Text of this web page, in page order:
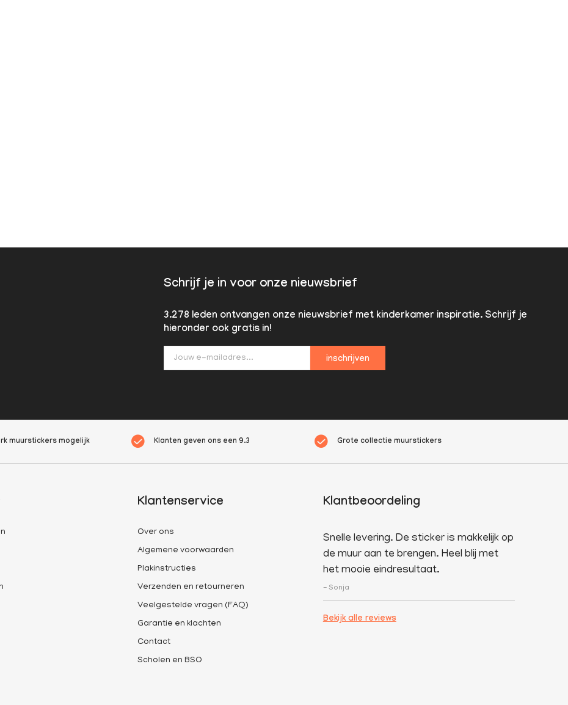
Schrijf je in voor onze nieuwsbrief
3.278 leden ontvangen onze nieuwsbrief met kinderkamer inspiratie. Schrijf je
hieronder ook gratis in!
inschrijven
muurstickers mogelijk Klanten geven ons een9.3 Grote collectie muurstickers
Klantenservice
Over ons
Algemene voorwaarden
Plakinstructies
Verzenden en retourneren
Veelgestelde vragen (FAQ)
Garantie en klachten
Contact
Scholen en BSO
Klantbeoordeling
Snelle levering. De sticker is makkelijk op
de muur aan te brengen. Heel blij met
het mooie eindresultaat.
- Sonja
Bekijk alle reviews